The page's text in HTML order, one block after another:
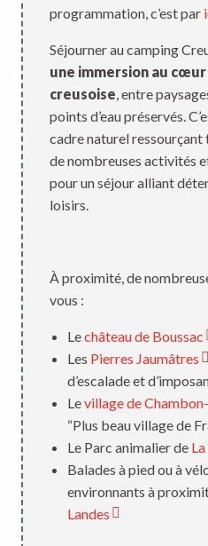
programmation, c’est par
Séjourner au camping
une immersion au cœur
creusoise , entre
points d’eau préservés.
cadre naturel ressourçant
de nombreuses activités
pour un séjour alliant
loisirs.
À proximité, de
vous :
Lechâteau de Boussac
Les Pierres Jaumâtres
d’escalade et
Levillage de
“Plus beau village de
Le Parc animalier de
Balades à pied ou à
environnants à
Landes